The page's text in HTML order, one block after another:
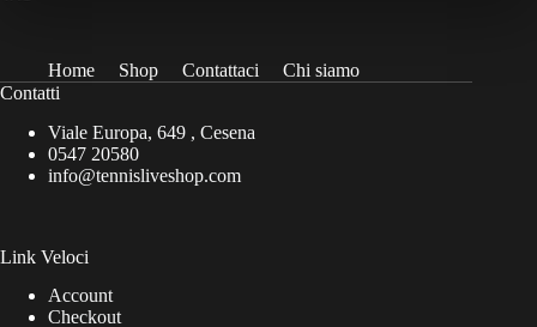
Home Shop Contattaci
Chi siamo
Contatti
Viale Europa, 649 , Cesena
0547 20580
info@tennisliveshop.com
Link Veloci
Account
Checkout